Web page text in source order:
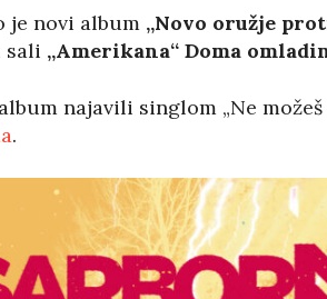
je novi album „Novo oružje
sali „Amerikana“ Doma
najavili singlom „Ne
.